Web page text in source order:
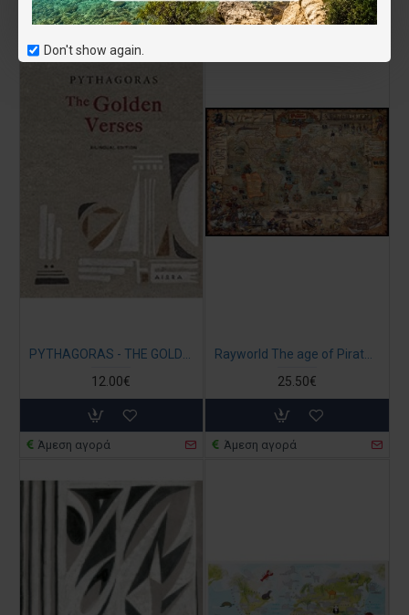
Don't show again.
PYTHAGORAS - THE GOLDEN VERSES (in english)
12.00€
Άμεση αγορά
Rayworld The age of Pirates 119 x 84 εκ.
25.50€
Άμεση αγορά